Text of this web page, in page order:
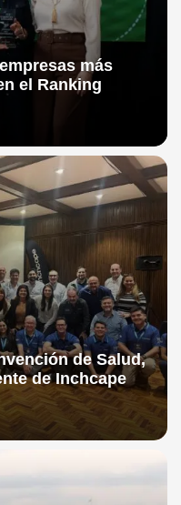
más
el Ranking
de Salud,
de Inchcape